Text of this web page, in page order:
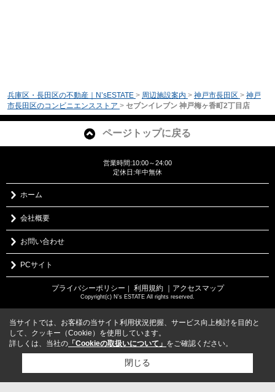
兵庫区・長田区の不動産｜N’sESTATE > 周辺施設案内 > 神戸市長田区 > 神戸
市長田区のコンビニエンスストア > セブンイレブン 神戸梅ヶ香町2丁目店
ページトップに戻る
営業時間:10:00～24:00
定休日:年中無休
ホーム
会社概要
お問い合わせ
PCサイト
プライバシーポリシー ｜ 利用規約 ｜アクセスマップ
Copyright(c) N's ESTATE All rights reserved.
当サイトでは、お客様の当サイト利用状況把握、サービス向上検討を目的と
して、クッキー（Cookie）を使用しています。
詳しくは、当社の 「Cookieの取扱いについて」 をご確認ください。
閉じる